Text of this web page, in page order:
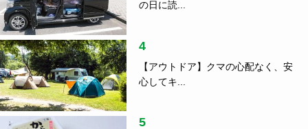
の日に読...
4
【アウトドア】クマの心配なく、安
心してキ...
5